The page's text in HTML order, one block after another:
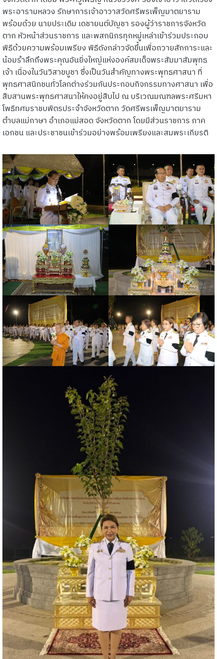
พระอารามหลวง รักษาการเจ้าอาวาสวัดศรีพรเพ็ญมาตยาราม
พร้อมด้วย นายประเดิม เดชายนต์บัญชา รองผู้ว่าราชการจังหวัด
ตาก หัวหน้าส่วนราชการ และพสกนิกรทุกหมู่เหล่าเข้าร่วมประกอบ
พิธีด้วยความพร้อมเพรียง พิธีดังกล่าวจัดขึ้นเพื่อถวายสักการะและ
น้อมรำลึกถึงพระคุณอันยิ่งใหญ่แห่งองค์สมเด็จพระสัมมาสัมพุทธ
เจ้า เนื่องในวันวิสาขบูชา ซึ่งเป็นวันสำคัญทางพระพุทธศาสนา ที่
พุทธศาสนิกชนทั่วโลกต่างร่วมกันประกอบกิจกรรมทางศาสนา เพื่อ
สืบสานพระพุทธศาสนาให้คงอยู่สืบไป ณ บริเวณมณฑลพระศรีมหา
โพธิทศมราชบพิตรประจำจังหวัดตาก วัดศรีพรเพ็ญมาตยาราม
ตำบลแม่กาษา อำเภอแม่สอด จังหวัดตาก โดยมีส่วนราชการ ภาค
เอกชน และประชาชนเข้าร่วมอย่างพร้อมเพรียงและสมพระเกียรติ